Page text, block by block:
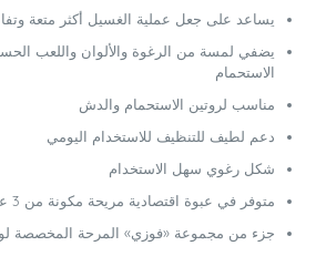
يساعد على جعل عملية الغسيل أكثر متعة
يضفي لمسة من الرغوة والألوان واللعب
الاستحمام
مناسب لروتين الاستحمام والدش
دعم لطيف للتنظيف للاستخدام اليومي
شكل رغوي سهل الاستخدام
متوفر في عبوة اقتصادية مريحة مكونة من 3 عبوات
جزء من مجموعة «فوزي» المرحة المخصصة